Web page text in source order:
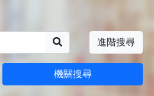
進階搜尋
機關搜尋